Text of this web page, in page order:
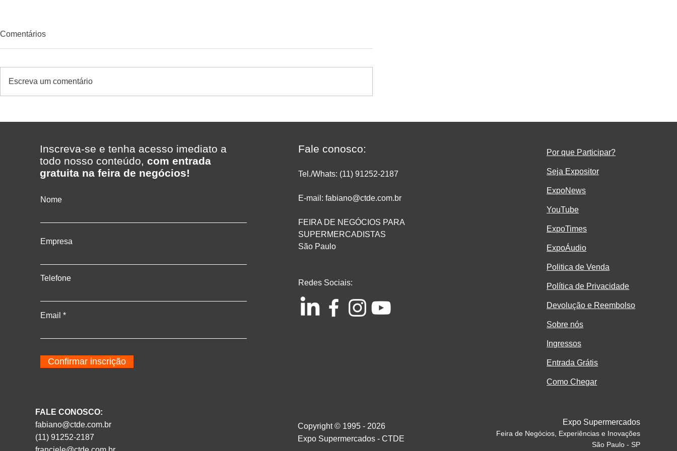
a operação completa de um
promoção deu lucro no
cliente destaca como a
Porto Alegre
Comentários
Escreva um comentário
Inscreva-se e tenha acesso imediato a
todo nosso conteúdo, com entrada
gratuita na feira de negócios!
Nome
Empresa
Telefone
Email
Confirmar inscrição
FALE CONOSCO:
fabiano@ctde.com.br
(11) 91252-2187
Fale conosco:
Tel./Whats: (11) 91252-2187
E-mail: fabiano@ctde.com.br
FEIRA DE NEGÓCIOS PARA
SUPERMERCADISTAS
São Paulo
Redes Sociais:
Copyright © 1995 - 2026
Expo Supermercados - CTDE
Por que Participar?
Seja Expositor
ExpoNews
YouTube
ExpoTimes
ExpoÁudio
Politica de Venda
Política de Privacidade
Devolução e Reembolso
Sobre nós
Ingressos
Entrada Grátis
Como Chegar
Expo Supermercados
Feira de Negócios, Experiências e Inovações
São Paulo - SP